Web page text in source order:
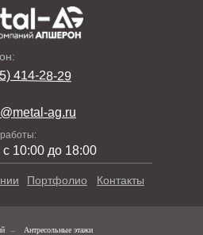
414-28-29
ag.ru
10:00 до 18:00
Контакты
Портфолио
→ Антресольные этажи